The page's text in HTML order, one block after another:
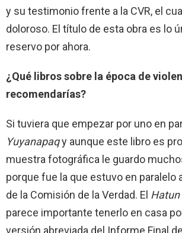
y su testimonio frente a la CVR, el
doloroso. El título de esta obra es lo
reservo por ahora.
¿Qué libros sobre la época de
recomendarías?
Si tuviera que empezar por uno en
Yuyanapaqy aunque este libro es
muestra fotográfica le guardo
porque fue la que estuvo en paralelo
de la Comisión de la Verdad. El Hatun
parece importante tenerlo en casa
versión abreviada del Informe Final